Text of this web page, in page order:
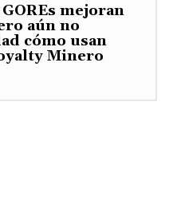
mejoran
aún no
cómo usan
Minero